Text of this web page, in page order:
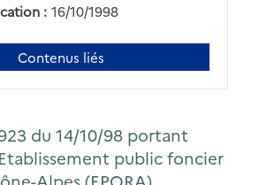
: 16/10/1998
Contenus liés
du 14/10/98 portant
public foncier